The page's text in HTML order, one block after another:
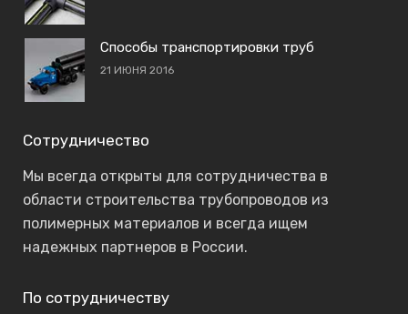
Способы транспортировки труб
21 ИЮНЯ 2016
Сотрудничество
Мы всегда открыты для сотрудничества в
области строительства трубопроводов из
полимерных материалов и всегда ищем
надежных партнеров в России.
По сотрудничеству